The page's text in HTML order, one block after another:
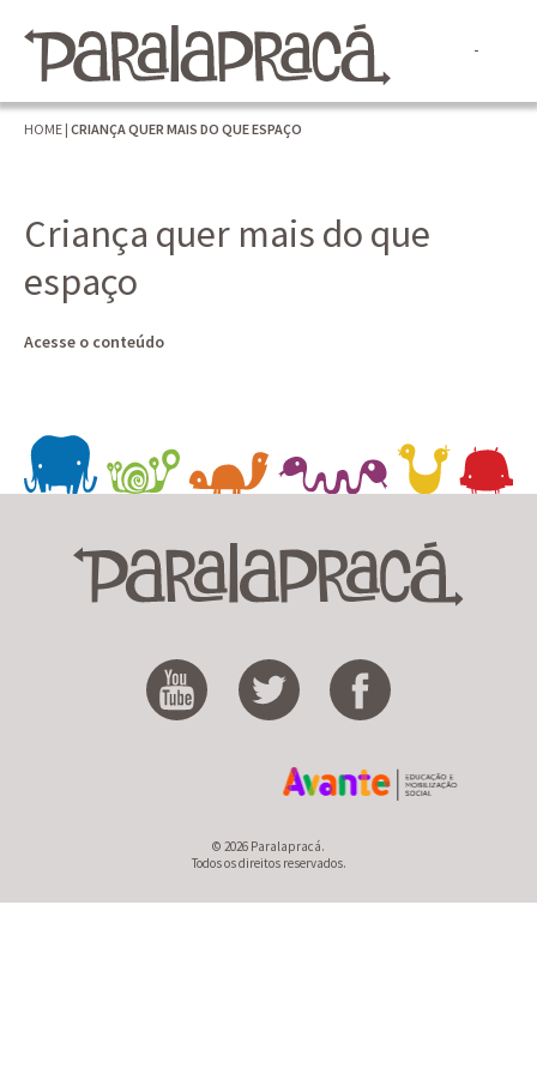
HOME | CRIANÇA QUER MAIS DO QUE ESPAÇO
Criança quer mais do que
espaço
Acesse o conteúdo
© 2026 Paralapracá.
Todos os direitos reservados.